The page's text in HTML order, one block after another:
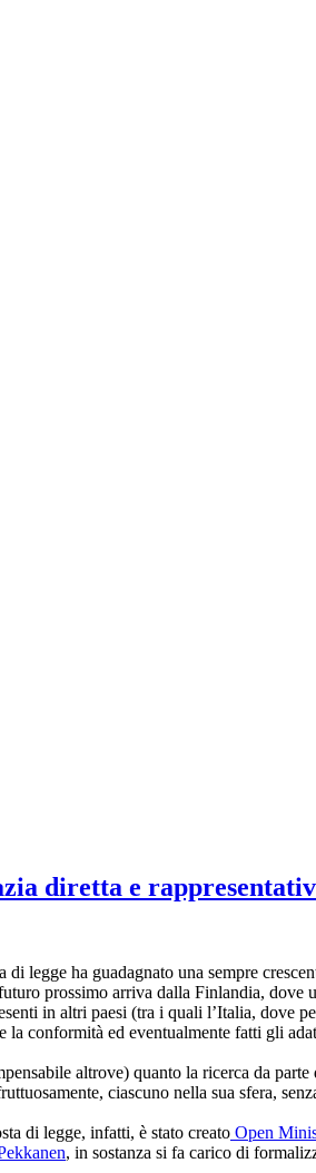
diretta e
legge ha guadagnato una sempre
prossimo arriva dalla Finlandia, dove
in altri paesi (tra i quali l’Italia, dove
conformità ed eventualmente fatti gli
altrove) quanto la ricerca da
ciascuno nella sua sfera,
di legge, infatti, è stato creato Open
, in sostanza si fa carico di